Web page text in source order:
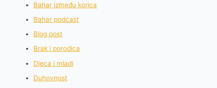
Bahar između korica
Bahar podcast
Blog post
Brak i porodica
Djeca i mladi
Duhovnost